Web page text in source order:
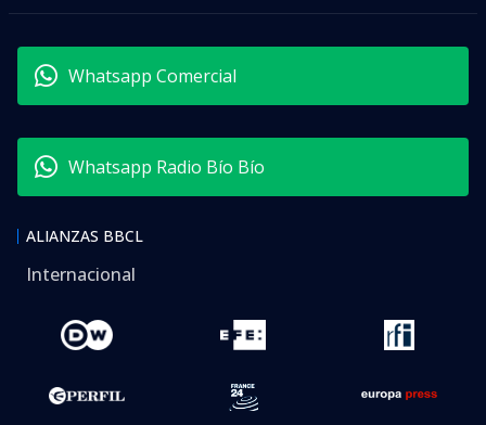
Whatsapp Comercial
Whatsapp Radio Bío Bío
ALIANZAS BBCL
Internacional